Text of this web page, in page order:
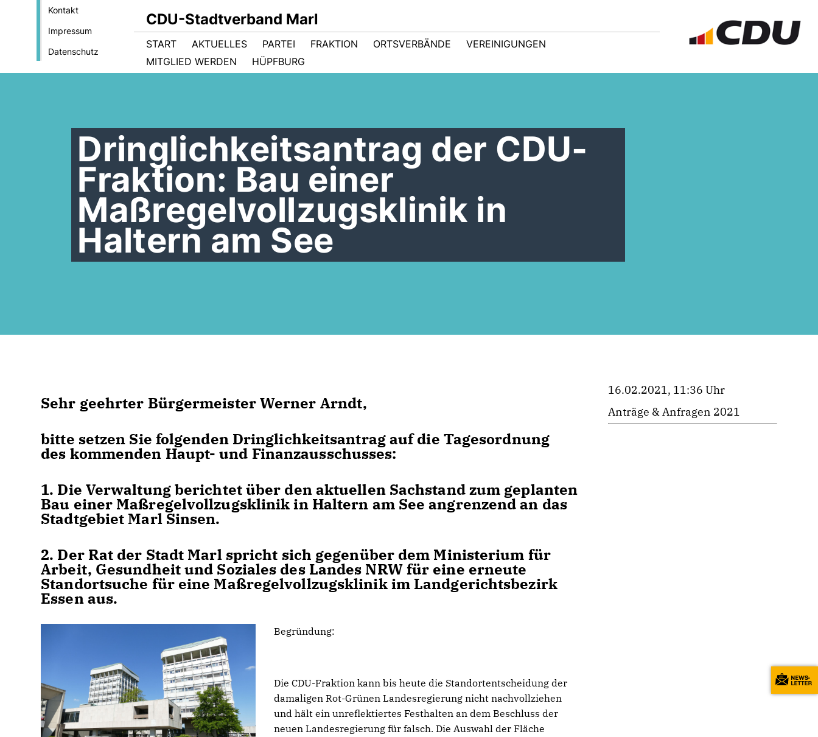
Kontakt
Impressum
Datenschutz
CDU-Stadtverband Marl
START AKTUELLES PARTEI FRAKTION ORTSVERBÄNDE
VEREINIGUNGEN
MITGLIED WERDEN
HÜPFBURG
Dringlichkeitsantrag der CDU-
Fraktion: Bau einer
Maßregelvollzugsklinik in
Haltern am See
Sehr geehrter Bürgermeister Werner Arndt,
bitte setzen Sie folgenden Dringlichkeitsantrag auf die Tagesordnung
des kommenden Haupt- und Finanzausschusses:
1. Die Verwaltung berichtet über den aktuellen Sachstand zum geplanten
Bau einer Maßregelvollzugsklinik in Haltern am See angrenzend an das
Stadtgebiet Marl Sinsen.
2. Der Rat der Stadt Marl spricht sich gegenüber dem Ministerium für
Arbeit, Gesundheit und Soziales des Landes NRW für eine erneute
Standortsuche für eine Maßregelvollzugsklinik im Landgerichtsbezirk
Essen aus.
Begründung:
Die CDU-Fraktion kann bis heute die Standortentscheidung der
damaligen Rot-Grünen Landesregierung nicht nachvollziehen
und hält ein unreflektiertes Festhalten an dem Beschluss der
neuen Landesregierung für falsch. Die Auswahl der Fläche
16.02.2021, 11:36 Uhr
Anträge & Anfragen 2021